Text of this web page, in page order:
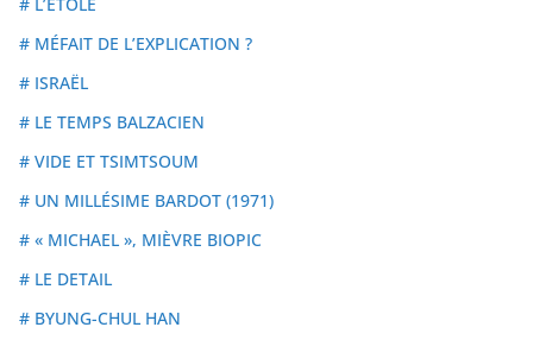
# MÉFAIT DE L’EXPLICATION ?
# ISRAËL
# LE TEMPS BALZACIEN
# VIDE ET TSIMTSOUM
# UN MILLÉSIME BARDOT (1971)
# « MICHAEL », MIÈVRE BIOPIC
# LE DETAIL
# BYUNG-CHUL HAN